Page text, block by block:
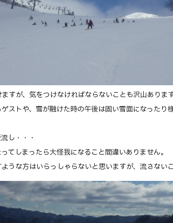
すが、気をつけなければならないことも沢山あります
ストや、雪が融けた時の午後は固い雪面になったり様
し・・・
てしまったら大怪我になること間違いありません。
うな方はいらっしゃらないと思いますが、流さない